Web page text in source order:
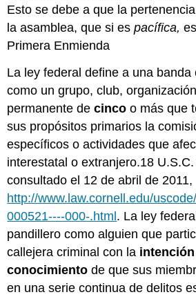
Esto se debe a que la
la asamblea, que si espacífica,
Primera Enmienda
La ley federal define a una banda
como un grupo, club,
permanente decinco o más que
sus propósitos primarios la
específicos o actividades que
interestatal o extranjero.18
consultado el 12 de abril de 2011,
http://www.law.cornell.edu/
000521----000-.html . La ley
pandillero como alguien que
callejera criminal con la intención
conocimiento de que sus
en una serie continua de delitos